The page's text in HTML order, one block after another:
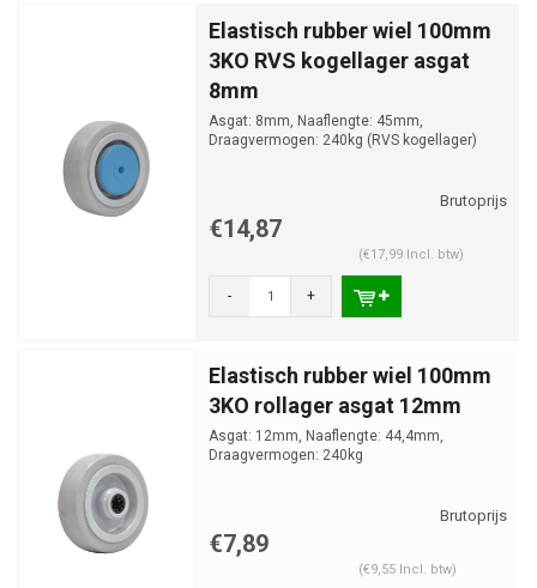
Elastisch rubber wiel 100mm
3KO RVS kogellager asgat
8mm
Asgat: 8mm, Naaflengte: 45mm,
Draagvermogen: 240kg (RVS kogellager)
€14,87
(€17,99 Incl. btw)
- +
Elastisch rubber wiel 100mm
3KO rollager asgat 12mm
Asgat: 12mm, Naaflengte: 44,4mm,
Draagvermogen: 240kg
€7,89
(€9,55 Incl. btw)